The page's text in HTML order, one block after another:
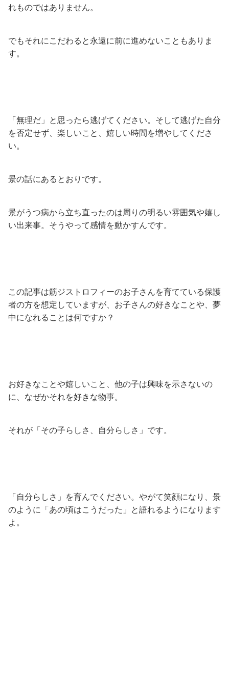
れものではありません。
でもそれにこだわると永遠に前に進めないこともありま
す。
「無理だ」と思ったら逃げてください。そして逃げた自分
を否定せず、楽しいこと、嬉しい時間を増やしてくださ
い。
景の話にあるとおりです。
景がうつ病から立ち直ったのは周りの明るい雰囲気や嬉し
い出来事。そうやって感情を動かすんです。
この記事は筋ジストロフィーのお子さんを育てている保護
者の方を想定していますが、お子さんの好きなことや、夢
中になれることは何ですか？
お好きなことや嬉しいこと、他の子は興味を示さないの
に、なぜかそれを好きな物事。
それが「その子らしさ、自分らしさ」です。
「自分らしさ」を育んでください。やがて笑顔になり、景
のように「あの頃はこうだった」と語れるようになります
よ。